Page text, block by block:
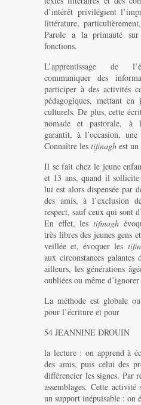
d’intérêt privilégient
littérature,
Parole a la primauté
fonctions.
L’apprentissage de
communiquer des
participer à des activités
pédagogiques, mettant en
culturels. De plus, cette
nomade et pastorale, à
garantit, à l’occasion, une
Connaître les tifinagh est
Il se fait chez le jeune
et 13 ans, quand il sollicite
lui est alors dispensée par
des amis, à l’exclusion
respect, sauf ceux qui sont
En effet, les tifinagh
très libres des jeunes gens
veillée et, évoquer les
aux circonstances galantes
ailleurs, les générations
oubliées ou même
La méthode est globale
pour l’écriture et pour
54 JEANNINE DROUIN
la lecture : on apprend à
des amis, puis celui des
différencier les signes. Par
assemblages. Cette
un support inépuisable : on